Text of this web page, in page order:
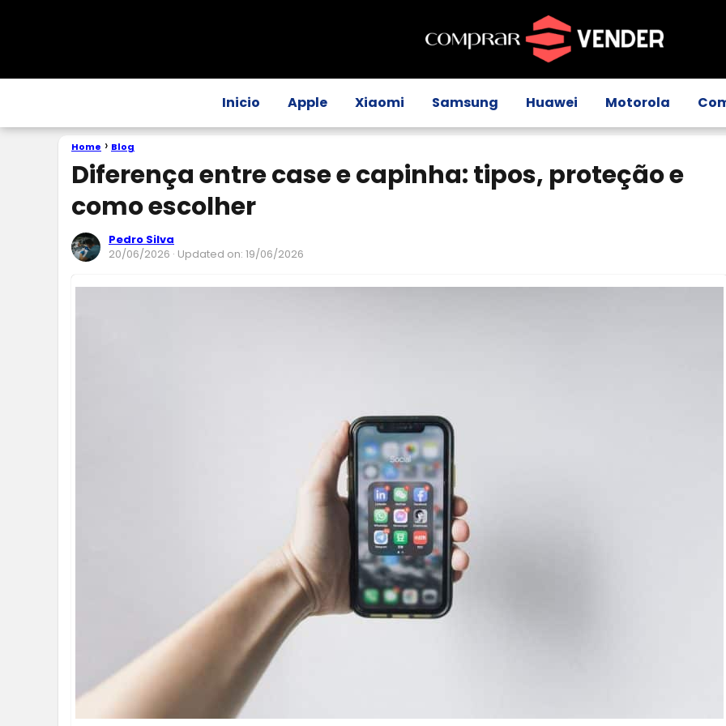
Inicio Apple Xiaomi Samsung Huawei Motorola
Home Blog
Diferença entre case e capinha: tipos, proteção e
como escolher
Pedro Silva
20/06/2026 · Updated on: 19/06/2026